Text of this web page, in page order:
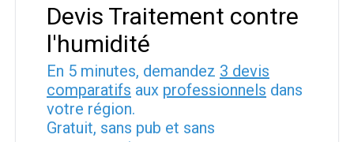
Devis Traitement contre
l'humidité
En 5 minutes, demandez 3 devis
comparatifs aux professionnels dans
votre région.
Gratuit, sans pub et sans